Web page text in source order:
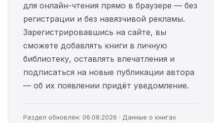
для онлайн-чтения прямо в браузере — без
регистрации и без навязчивой рекламы.
Зарегистрировавшись на сайте, вы
сможете добавлять книги в личную
библиотеку, оставлять впечатления и
подписаться на новые публикации автора
— об их появлении придёт уведомление.
Раздел обновлён: 06.08.2026 · Данные о книгах